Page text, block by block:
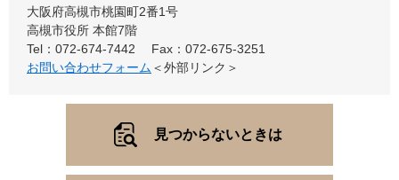
大阪府高槻市桃園町2番1号
高槻市役所 本館7階
Tel：072-674-7442
Fax：072-675-3251
お問い合わせフォーム ＜外部リンク＞
見つからないときは